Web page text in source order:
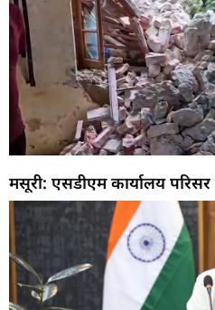
मसूरी: एसडीएम कार्यालय